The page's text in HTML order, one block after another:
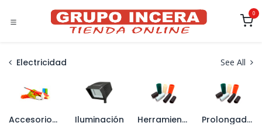
0
Electricidad See All
Accesorios de Conexión Iluminación Herramienta de Electricista Prolongadores y Enrollacables